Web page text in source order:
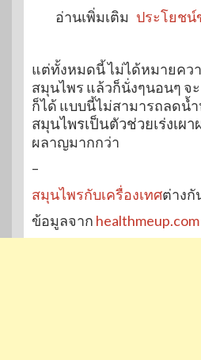
อ่านเพิ่มเติม ประโยชน์
แต่ทั้งหมดนี้ ไม่ได้หมายคว
สมุนไพร แล้วก็นั่งๆนอนๆ จ
ก็ได้ แบบนี้ไม่สามารถลดน้
สมุนไพรเป็นตัวช่วยเร่งเผ
ผลาญมากกว่า
–
สมุนไพรกับเครื่องเทศต่างกั
ข้อมูลจาก healthmeup.com